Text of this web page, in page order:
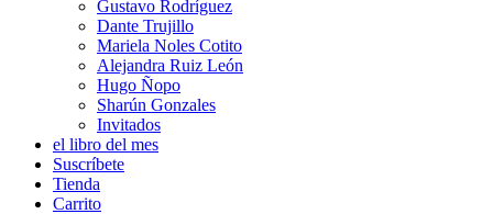
Gustavo Rodríguez
Dante Trujillo
Mariela Noles Cotito
Alejandra Ruiz León
Hugo Ñopo
Sharún Gonzales
Invitados
el libro del mes
Suscríbete
Tienda
Carrito